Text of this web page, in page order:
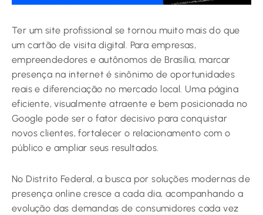
Ter um site profissional se tornou muito mais do que
um cartão de visita digital. Para empresas,
empreendedores e autônomos de Brasília, marcar
presença na internet é sinônimo de oportunidades
reais e diferenciação no mercado local. Uma página
eficiente, visualmente atraente e bem posicionada no
Google pode ser o fator decisivo para conquistar
novos clientes, fortalecer o relacionamento com o
público e ampliar seus resultados.
No Distrito Federal, a busca por soluções modernas de
presença online cresce a cada dia, acompanhando a
evolução das demandas de consumidores cada vez